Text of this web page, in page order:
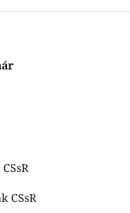
CSsR